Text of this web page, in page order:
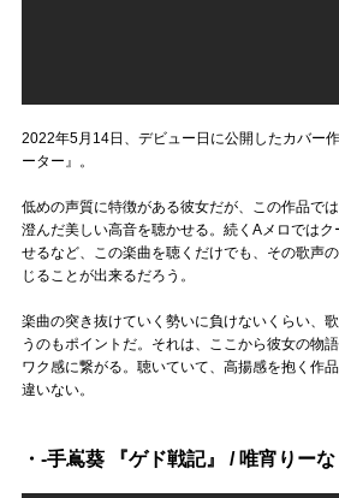
2022年5月14日、デビュー日に公開したカバー
ーター』。
低めの声質に特徴がある彼女だが、この作品で
澄んだ美しい高音を聴かせる。続くAメロでは
せるなど、この楽曲を聴くだけでも、その歌声
じることが出来るだろう。
楽曲の突き抜けていく勢いに負けないくらい、
うのもポイントだ。それは、ここから彼女の物
ワク感に繋がる。聴いていて、高揚感を抱く作
違いない。
・‐手嶌葵 『ゲド戦記』 / 唯宵りー